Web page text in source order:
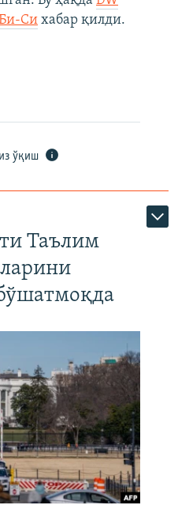
Си хабар қилди.
ўқиш
Таълим